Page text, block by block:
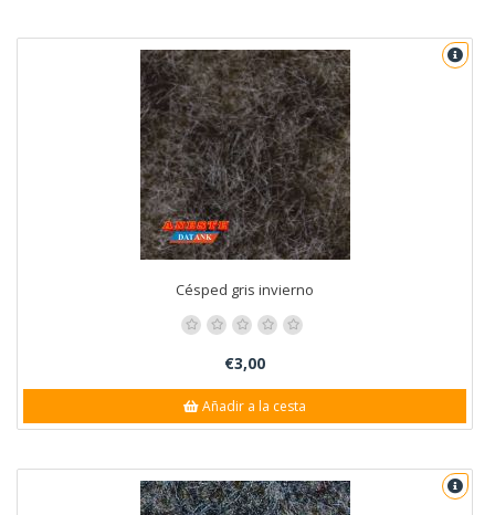
Césped gris invierno
€3,00
Añadir a la cesta